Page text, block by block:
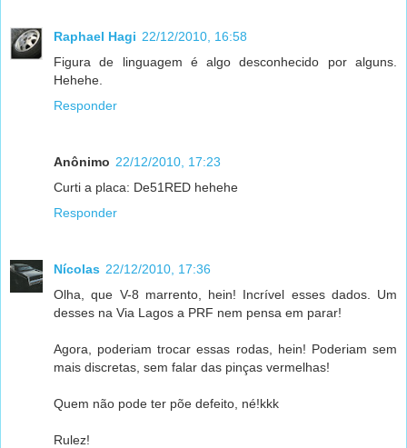
Raphael Hagi 22/12/2010, 16:58
Figura de linguagem é algo desconhecido por alguns.
Hehehe.
Responder
Anônimo 22/12/2010, 17:23
Curti a placa: De51RED hehehe
Responder
Nícolas 22/12/2010, 17:36
Olha, que V-8 marrento, hein! Incrível esses dados. Um
desses na Via Lagos a PRF nem pensa em parar!
Agora, poderiam trocar essas rodas, hein! Poderiam sem
mais discretas, sem falar das pinças vermelhas!
Quem não pode ter põe defeito, né!kkk
Rulez!